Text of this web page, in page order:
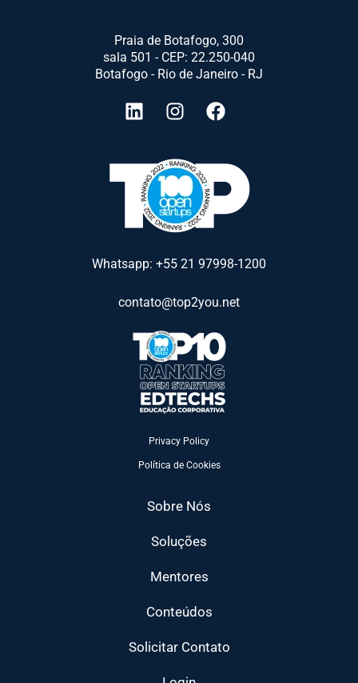
Praia de Botafogo, 300
sala 501 - CEP: 22.250-040
Botafogo - Rio de Janeiro - RJ
Whatsapp: +55 21 97998-1200
contato@top2you.net
Privacy Policy
Política de Cookies
Sobre Nós
Soluções
Mentores
Conteúdos
Solicitar Contato